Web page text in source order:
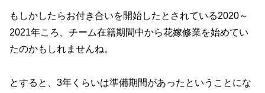
もしかしたらお付き合いを開始したとされている2020～
2021年ころ、チーム在籍期間中から花嫁修業を始めてい
たのかもしれませんね。
とすると、3年くらいは準備期間があったということにな